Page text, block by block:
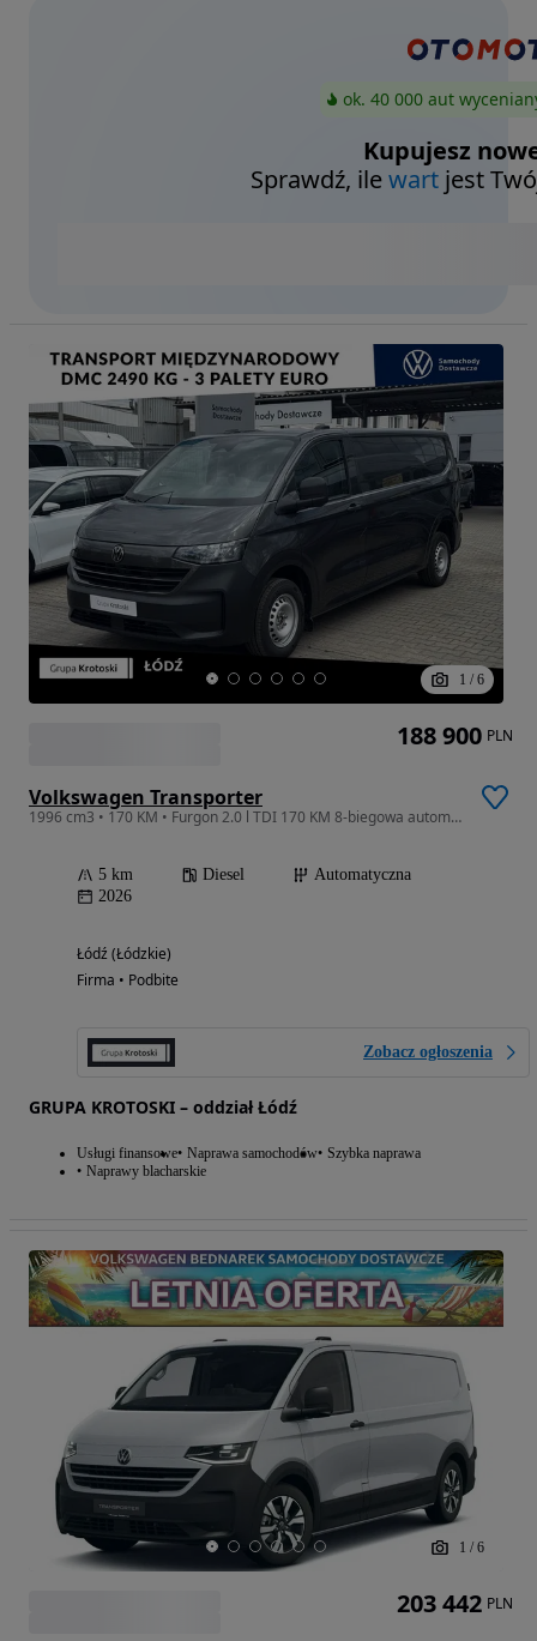
ok. 40 000 aut
Kupujesz
Sprawdź, ilewart jest
1 / 6
Volkswagen Transporter
1996 cm3 • 170 KM • Furgon 2.0 l TDI 170 KM 8-biegowa automatyczna Dostępny od Ręki!
5 km Diesel
Automatyczna
2026
Łódź (Łódzkie)
Firma • Podbite
Zobacz ogłoszenia
GRUPA KROTOSKI – oddział Łódź
Usługi finansowe Naprawa samochodów Szybka naprawa
Naprawy blacharskie
188 900 PLN
1 / 6
203 442 PLN